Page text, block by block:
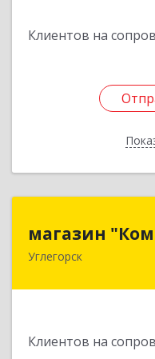
Клиентов на
магазин
Углегорск
Клиентов на
694920,